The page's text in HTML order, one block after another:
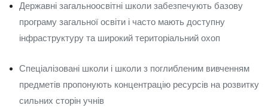
Державні загальноосвітні школи забезпечують базову
програму загальної освіти і часто мають доступну
інфраструктуру та широкий територіальний охоп
Спеціалізовані школи і школи з поглибленим вивченням
предметів пропонують концентрацію ресурсів на розвитку
сильних сторін учнів